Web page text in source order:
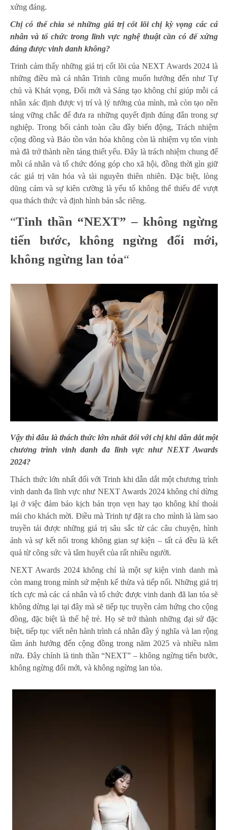
xứng đáng.
Chị có thể chia sẻ những giá trị cốt lõi chị kỳ vọng các cá
nhân và tổ chức trong lĩnh vực nghệ thuật cần có để xứng
đáng được vinh danh không?
Trinh cảm thấy những giá trị cốt lõi của NEXT Awards 2024 là
những điều mà cá nhân Trinh cũng muốn hướng đến như Tự
chủ và Khát vọng, Đổi mới và Sáng tạo không chỉ giúp mỗi cá
nhân xác định được vị trí và lý tưởng của mình, mà còn tạo nền
tảng vững chắc để đưa ra những quyết định đúng đắn trong sự
nghiệp. Trong bối cảnh toàn cầu đầy biến động, Trách nhiệm
cộng đồng và Bảo tồn văn hóa không còn là nhiệm vụ tôn vinh
mà đã trở thành nền tảng thiết yếu. Đây là trách nhiệm chung để
mỗi cá nhân và tổ chức đóng góp cho xã hội, đồng thời gìn giữ
các giá trị văn hóa và tài nguyên thiên nhiên. Đặc biệt, lòng
dũng cảm và sự kiên cường là yếu tố không thể thiếu để vượt
qua thách thức và định hình bản sắc riêng.
“Tinh thần “NEXT” – không ngừng
tiến bước, không ngừng đổi mới,
không ngừng lan tỏa“
Vậy thì đâu là thách thức lớn nhất đối với chị khi dẫn dắt một
chương trình vinh danh đa lĩnh vực như NEXT Awards
2024?
Thách thức lớn nhất đối với Trinh khi dẫn dắt một chương trình
vinh danh đa lĩnh vực như NEXT Awards 2024 không chỉ dừng
lại ở việc đảm bảo kịch bản trọn vẹn hay tạo không khí thoải
mái cho khách mời. Điều mà Trinh tự đặt ra cho mình là làm sao
truyền tải được những giá trị sâu sắc từ các câu chuyện, hình
ảnh và sự kết nối trong không gian sự kiện – tất cả đều là kết
quả từ công sức và tâm huyết của rất nhiều người.
NEXT Awards 2024 không chỉ là một sự kiện vinh danh mà
còn mang trong mình sứ mệnh kế thừa và tiếp nối. Những giá trị
tích cực mà các cá nhân và tổ chức được vinh danh đã lan tỏa sẽ
không dừng lại tại đây mà sẽ tiếp tục truyền cảm hứng cho cộng
đồng, đặc biệt là thế hệ trẻ. Họ sẽ trở thành những đại sứ đặc
biệt, tiếp tục viết nên hành trình cá nhân đầy ý nghĩa và lan rộng
tầm ảnh hưởng đến cộng đồng trong năm 2025 và nhiều năm
nữa. Đây chính là tinh thần “NEXT” – không ngừng tiến bước,
không ngừng đổi mới, và không ngừng lan tỏa.